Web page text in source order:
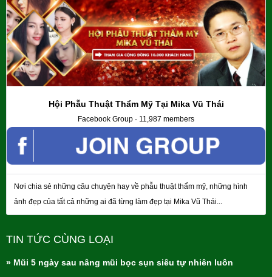
Hội Phẫu Thuật Thẩm Mỹ Tại Mika Vũ Thái
Facebook Group · 11,987 members
Nơi chia sẻ những câu chuyện hay về phẫu thuật thẩm mỹ, những hình
ảnh đẹp của tất cả những ai đã từng làm đẹp tại Mika Vũ Thái...
TIN TỨC CÙNG LOẠI
» Mũi 5 ngày sau nâng mũi bọc sụn siêu tự nhiên luôn